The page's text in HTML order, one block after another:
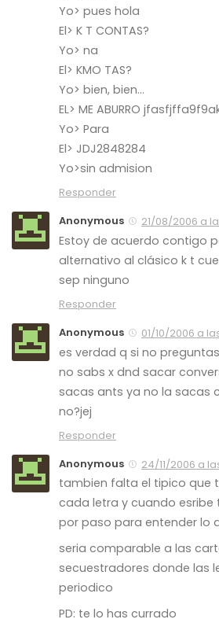
Yo> pues hola
El> K T CONTAS?
Yo> na
El> KMO TAS?
Yo> bien, bien…
EL> ME ABURRO
Yo> Para
El> JDJ2848284
Yo>sin admision
Responder
Anonymous
21/08/2006 a
Estoy de acuerdo contigo
alternativo al clásico k t
sep ninguno
Responder
Anonymous
01/10/2006 a
es verdad q si no
no sabs x dnd sacar
sacas ants ya no la sacas
no?jej
Responder
Anonymous
24/11/2006 a
tambien falta el tipico que
cada letra y cuando esribe
por paso para entender lo
seria comparable a las
secuestradores donde las
periodico
PD: te lo has currado